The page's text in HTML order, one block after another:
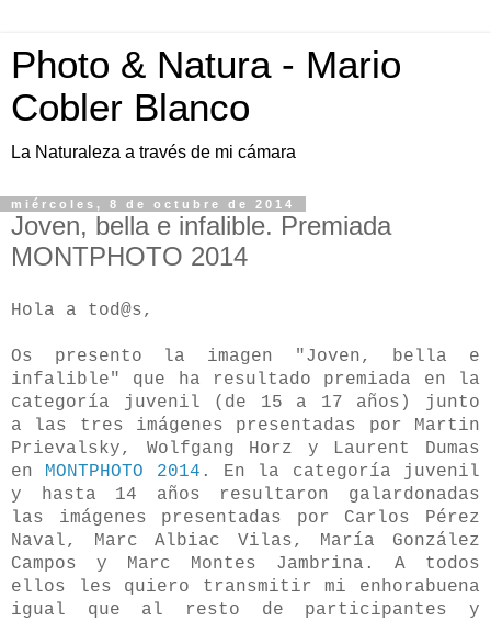
Photo & Natura - Mario
Cobler Blanco
La Naturaleza a través de mi cámara
miércoles, 8 de octubre de 2014
Joven, bella e infalible. Premiada
MONTPHOTO 2014
Hola a tod@s,
Os presento la imagen "Joven, bella e
infalible" que ha resultado premiada en la
categoría juvenil (de 15 a 17 años) junto
a las tres imágenes presentadas por Martin
Prievalsky, Wolfgang Horz y Laurent Dumas
en MONTPHOTO 2014 . En la categoría juvenil
y hasta 14 años resultaron galardonadas
las imágenes presentadas por Carlos Pérez
Naval, Marc Albiac Vilas, María González
Campos y Marc Montes Jambrina. A todos
ellos les quiero transmitir mi enhorabuena
igual que al resto de participantes y